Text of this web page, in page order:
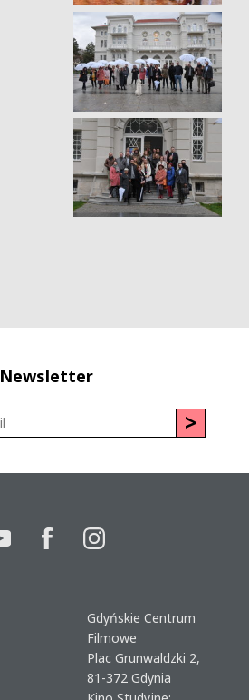
Newsletter
Gdyńskie Centrum
Filmowe
Plac Grunwaldzki 2,
81-372 Gdynia